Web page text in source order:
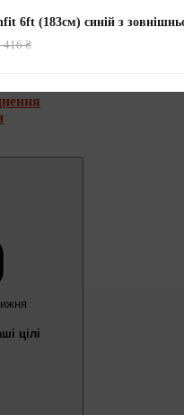
цілі
6ft (183см) синій з
416 ₴